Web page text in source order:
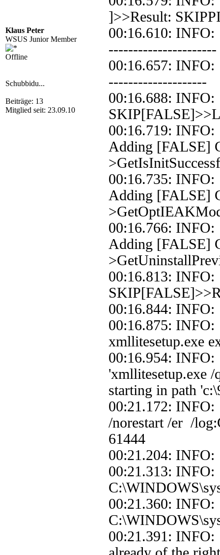
Klaus Peter
WSUS Junior Member
Offline
Schubbidu...
Beiträge: 13
Mitglied seit: 23.09.10
]>>Result:
00:16.610:
----------------------
00:16.657:
--------------------
00:16.688:
00:16.719:
Adding [FALSE]
00:16.735:
Adding [FALSE]
00:16.766:
Adding [FALSE]
00:16.813:
00:16.844:
00:16.875:
xmllitesetup.exe
00:16.954:
'xmllitesetup.exe
starting in path
00:21.172:
/norestart /er /
61444
00:21.204:
00:21.313:
00:21.360:
00:21.391: